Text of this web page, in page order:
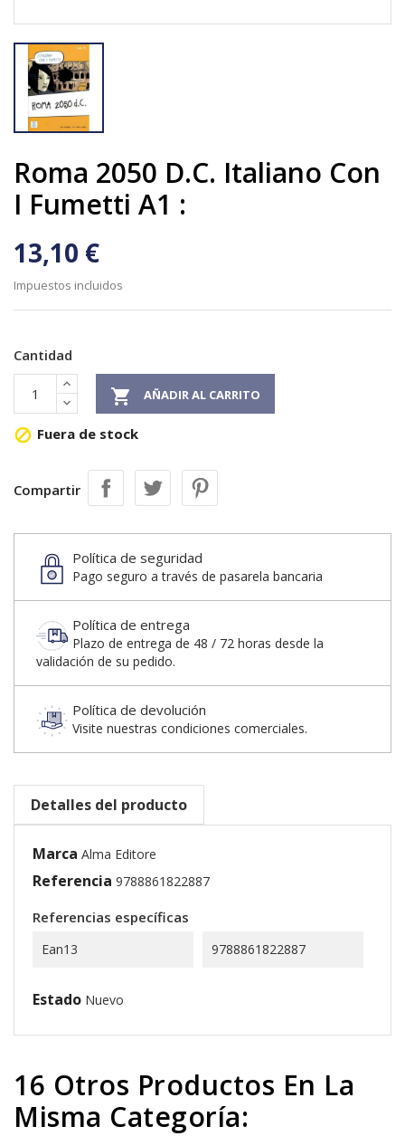
Roma 2050 D.C. Italiano Con
I Fumetti A1 :
13,10 €
Impuestos incluidos
Cantidad
 AÑADIR AL CARRITO
 Fuera de stock
Compartir
Política de seguridad
Pago seguro a través de pasarela bancaria
Política de entrega
Plazo de entrega de 48 / 72 horas desde la
validación de su pedido.
Política de devolución
Visite nuestras condiciones comerciales.
Detalles del producto
Marca Alma Editore
Referencia 9788861822887
Referencias específicas
Ean13 9788861822887
Estado Nuevo
16 Otros Productos En La
Misma Categoría: